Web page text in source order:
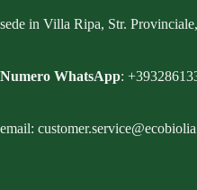
sede in Villa Ripa, Str.
Numero WhatsApp:
email: